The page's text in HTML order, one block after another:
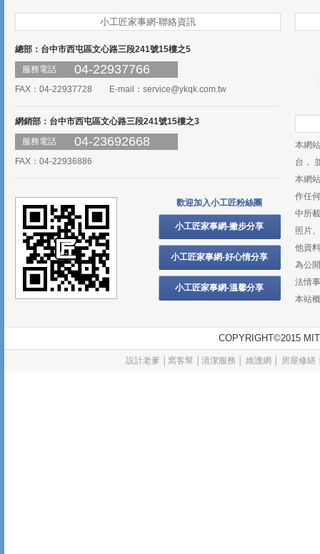
小工匠家事網-聯絡資訊
總部：台中市西屯區文心路三段241號15樓之5
服務電話
04-22937766
FAX：04-22937728 E-mail： service@ykqk.com.tw
網銷部：台中市西屯區文心路三段241號15樓之3
服務電話
04-23692668
FAX：04-22936886
歡迎加入小工匠粉絲團
小工匠家事網-撇步分享
小工匠家事網-好心情分享
小工匠家事網-溫馨分享
本網
台，
本網
作任
中所
照片
他資
為公
法情
本站
COPYRIGHT©2015
設計老爹 窩客幫 清潔服務 維護網 房屋修繕